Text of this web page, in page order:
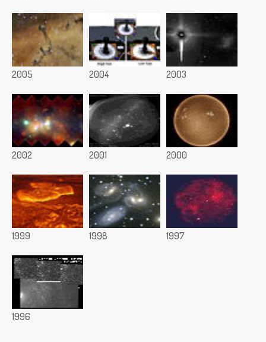
2005 2004 2003
2002 2001 2000
1999 1998 1997
1996